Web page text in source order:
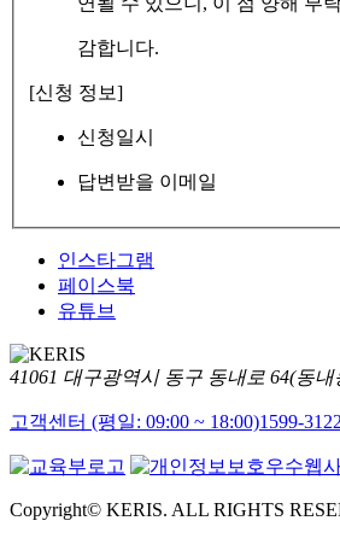
감합니다.
[신청 정보]
신청일시
답변받을 이메일
인스타그램
페이스북
유튜브
41061 대구광역시 동구 동내로 64(동내
고객센터 (평일: 09:00 ~ 18:00)1599-3122
Copyright© KERIS. ALL RIGHTS